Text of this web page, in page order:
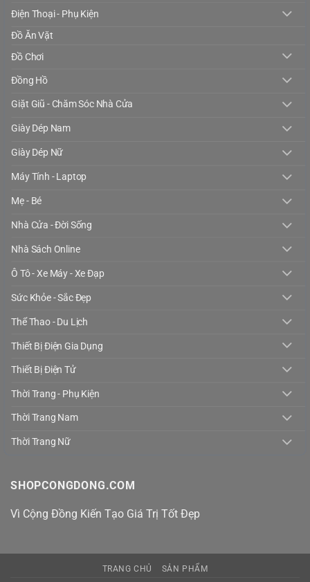
Điện Thoại - Phụ Kiện
Đồ Ăn Vặt
Đồ Chơi
Đồng Hồ
Giặt Giũ - Chăm Sóc Nhà Cửa
Giày Dép Nam
Giày Dép Nữ
Máy Tính - Laptop
Mẹ - Bé
Nhà Cửa - Đời Sống
Nhà Sách Online
Ô Tô - Xe Máy - Xe Đạp
Sức Khỏe - Sắc Đẹp
Thể Thao - Du Lịch
Thiết Bị Điện Gia Dụng
Thiết Bị Điện Tử
Thời Trang - Phụ Kiện
Thời Trang Nam
Thời Trang Nữ
SHOPCONGDONG.COM
Vì Cộng Đồng Kiến Tạo Giá Trị Tốt Đẹp
TRANG CHỦ SẢN PHẨM